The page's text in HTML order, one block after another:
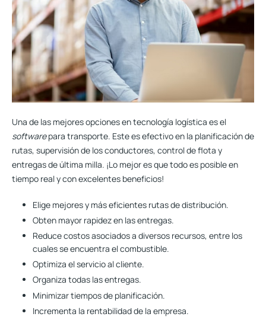
Una de las mejores opciones en tecnología logística es el
softwarepara transporte. Este es efectivo en la planificación de
rutas, supervisión de los conductores, control de flota y
entregas de última milla. ¡Lo mejor es que todo es posible en
tiempo real y con excelentes beneficios!
Elige mejores y más eficientes rutas de distribución.
Obten mayor rapidez en las entregas.
Reduce costos asociados a diversos recursos, entre los
cuales se encuentra el combustible.
Optimiza el servicio al cliente.
Organiza todas las entregas.
Minimizar tiempos de planificación.
Incrementa la rentabilidad de la empresa.